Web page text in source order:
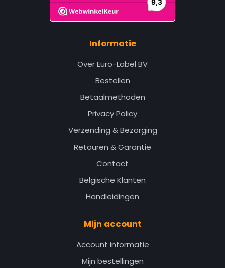
Informatie
Over Euro-Label BV
Bestellen
Betaalmethoden
Privacy Policy
Verzending & Bezorging
Retouren & Garantie
Contact
Belgische Klanten
Handleidingen
Mijn account
Account informatie
Mijn bestellingen